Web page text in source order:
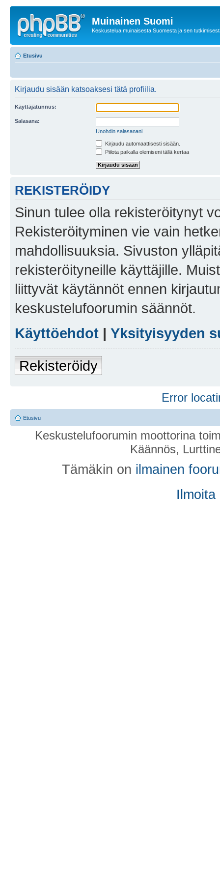
Muinainen Suomi
Keskustelua muinaisesta Suomesta ja sen
Etusivu
Kirjaudu sisään katsoaksesi tätä profiilia.
Käyttäjätunnus:
Salasana:
Unohdin salasanani
Kirjaudu automaattisesti sisään.
Piilota paikalla olemiseni tällä kertaa
REKISTERÖIDY
Sinun tulee olla rekisteröitynyt
Rekisteröityminen vie vain
mahdollisuuksia. Sivuston
rekisteröityneille käyttäjille.
liittyvät käytännöt ennen
keskustelufoorumin säännöt.
Käyttöehdot | Yksityisyyden
Rekisteröidy
Error
Etusivu
Keskustelufoorumin moottorina
Käännös,
Tämäkin on ilmainen